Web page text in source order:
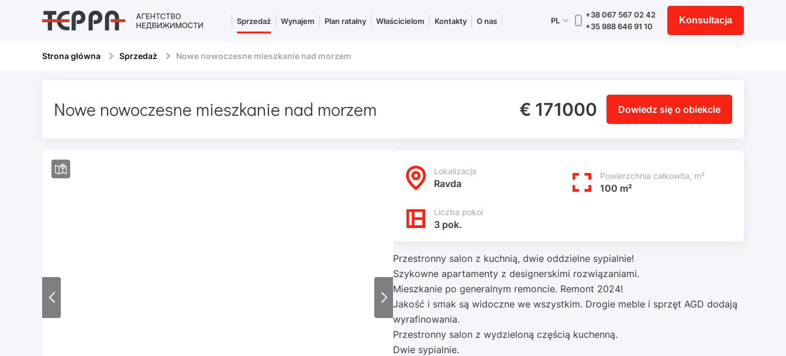
Sprzedaż Wynajem Plan ratalny Właścicielom Kontakty O nas PL
+38 067 567 02 42
+35 988 646 91 10
Konsultacja
Strona główna Sprzedaż Nowe nowoczesne mieszkanie nad morzem
Nowe nowoczesne mieszkanie nad morzem € 171000 Dowiedz się o obiekcie
Lokalizacja
Ravda
Powierzchnia całkowita, m²
100 m²
Liczba pokoi
3 pok.
Przestronny salon z kuchnią, dwie oddzielne sypialnie!
Szykowne apartamenty z designerskimi rozwiązaniami.
Mieszkanie po generalnym remoncie. Remont 2024!
Jakość i smak są widoczne we wszystkim. Drogie meble i sprzęt AGD dodają
wyrafinowania.
Przestronny salon z wydzieloną częścią kuchenną.
Dwie sypialnie.